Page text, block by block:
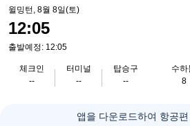
윌밍턴, 8월 8일(토)
12:05
출발예정: 12:05
체크인
--
터미널
--
탑승구
--
수하
8
앱을 다운로드하여 항공